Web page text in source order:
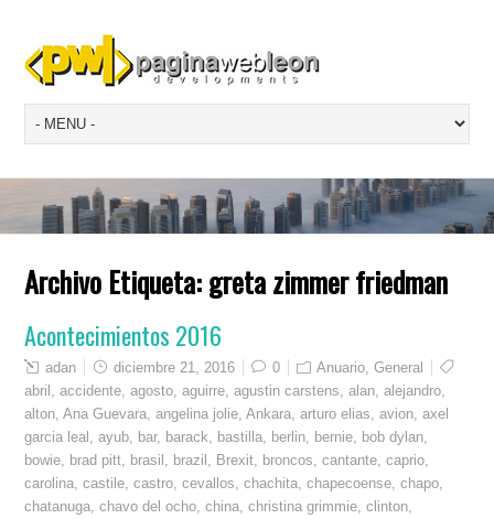
Archivo Etiqueta:greta zimmer friedman
Acontecimientos 2016
adan diciembre 21, 2016 0 Anuario ,General
abril
,accidente ,agosto ,aguirre ,agustin carstens ,alan ,alejandro
alton ,Ana Guevara ,angelina jolie ,Ankara ,arturo elias ,avion ,axel
garcia leal
,ayub bar, barack bastilla berlin bernie bob dylan
bowie
brad pitt brasil brazil Brexit broncos ,cantante ,caprio
carolina ,castile ,castro ,cevallos ,chachita ,chapecoense ,chapo
chatanuga ,chavo del ocho ,china ,christina grimmie ,clinton